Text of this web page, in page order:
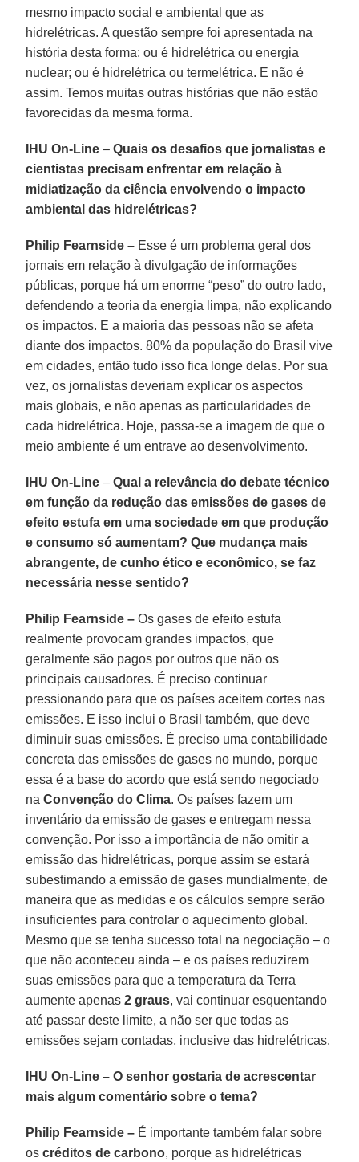
mesmo impacto social e ambiental que as
hidrelétricas. A questão sempre foi apresentada na
história desta forma: ou é hidrelétrica ou energia
nuclear; ou é hidrelétrica ou termelétrica. E não é
assim. Temos muitas outras histórias que não estão
favorecidas da mesma forma.
IHU On-Line– Quais os desafios que jornalistas e
cientistas precisam enfrentar em relação à
midiatização da ciência envolvendo o impacto
ambiental das hidrelétricas?
Philip Fearnside – Esse é um problema geral dos
jornais em relação à divulgação de informações
públicas, porque há um enorme “peso” do outro lado,
defendendo a teoria da energia limpa, não explicando
os impactos. E a maioria das pessoas não se afeta
diante dos impactos. 80% da população do Brasil vive
em cidades, então tudo isso fica longe delas. Por sua
vez, os jornalistas deveriam explicar os aspectos
mais globais, e não apenas as particularidades de
cada hidrelétrica. Hoje, passa-se a imagem de que o
meio ambiente é um entrave ao desenvolvimento.
IHU On-Line– Qual a relevância do debate técnico
em função da redução das emissões de gases de
efeito estufa em uma sociedade em que produção
e consumo só aumentam? Que mudança mais
abrangente, de cunho ético e econômico, se faz
necessária nesse sentido?
Philip Fearnside –Os gases de efeito estufa
realmente provocam grandes impactos, que
geralmente são pagos por outros que não os
principais causadores. É preciso continuar
pressionando para que os países aceitem cortes nas
emissões. E isso inclui o Brasil também, que deve
diminuir suas emissões. É preciso uma contabilidade
concreta das emissões de gases no mundo, porque
essa é a base do acordo que está sendo negociado
naConvenção do Clima. Os países fazem um
inventário da emissão de gases e entregam nessa
convenção. Por isso a importância de não omitir a
emissão das hidrelétricas, porque assim se estará
subestimando a emissão de gases mundialmente, de
maneira que as medidas e os cálculos sempre serão
insuficientes para controlar o aquecimento global.
Mesmo que se tenha sucesso total na negociação – o
que não aconteceu ainda – e os países reduzirem
suas emissões para que a temperatura da Terra
aumente apenas 2 graus, vai continuar esquentando
até passar deste limite, a não ser que todas as
emissões sejam contadas, inclusive das hidrelétricas.
IHU On-Line – O senhor gostaria de acrescentar
mais algum comentário sobre o tema?
Philip Fearnside – É importante também falar sobre
oscréditos de carbono, porque as hidrelétricas